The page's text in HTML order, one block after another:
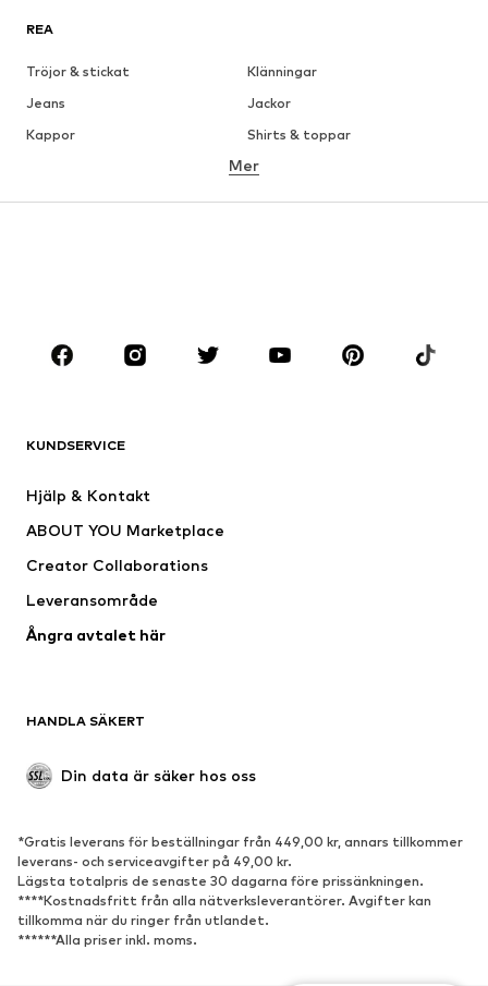
REA
Tröjor & stickat
Klänningar
Jeans
Jackor
Kappor
Shirts & toppar
Underkläder
Premium
Nytt
Shirts & toppar
Jackor
Underkläder
Kappor
Badkläder
Tillfällen
Upcycling
Populärt
Sneakers
Stövletter
Pumps & högklackade skor
Stövlar
Sandaler
Ballerinaskor
Mer
KUNDSERVICE
Hjälp & Kontakt
ABOUT YOU Marketplace
Creator Collaborations
Leveransområde
Ångra avtalet här
HANDLA SÄKERT
Din data är säker hos oss
*Gratis leverans för beställningar från 449,00 kr, annars tillkommer
leverans- och serviceavgifter på 49,00 kr.
Lägsta totalpris de senaste 30 dagarna före prissänkningen.
****Kostnadsfritt från alla nätverksleverantörer. Avgifter kan
tillkomma när du ringer från utlandet.
******Alla priser inkl. moms.